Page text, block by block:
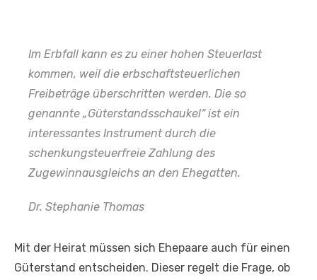
Im Erbfall kann es zu einer hohen Steuerlast
kommen, weil die erbschaftsteuerlichen
Freibeträge überschritten werden. Die so
genannte „Güterstandsschaukel“ ist ein
interessantes Instrument durch die
schenkungsteuerfreie Zahlung des
Zugewinnausgleichs an den Ehegatten.
Dr. Stephanie Thomas
Mit der Heirat müssen sich Ehepaare auch für einen
Güterstand entscheiden. Dieser regelt die Frage, ob